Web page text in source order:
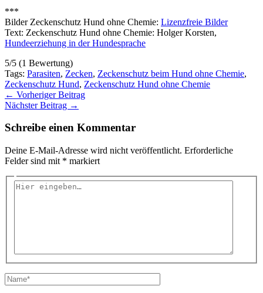
***
Bilder Zeckenschutz Hund ohne Chemie: Lizenzfreie Bilder
Text: Zeckenschutz Hund ohne Chemie: Holger Korsten,
Hundeerziehung in der Hundesprache
5/5 (1 Bewertung)
Tags: Parasiten, Zecken, Zeckenschutz beim Hund ohne Chemie,
Zeckenschutz Hund, Zeckenschutz Hund ohne Chemie
← Vorheriger Beitrag
Nächster Beitrag →
Schreibe einen Kommentar
Deine E-Mail-Adresse wird nicht veröffentlicht. Erforderliche
Felder sind mit * markiert
Hier
Name*